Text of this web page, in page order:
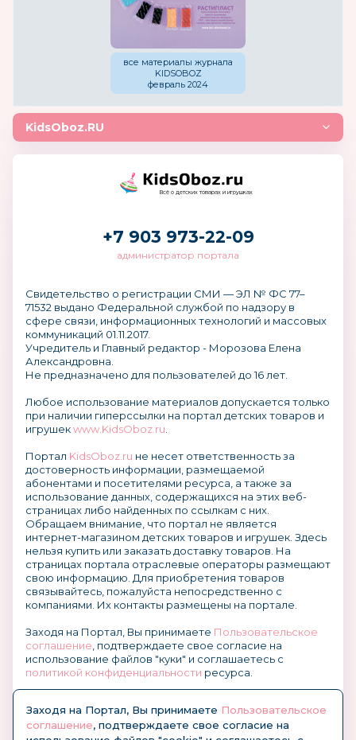
все материалы журнала
KIDSOBOZ
февраль 2024
KidsOboz.RU
Всё о детских товарах и игрушках
+7 903 973-22-09
администратор портала
Свидетельство о регистрации СМИ — ЭЛ № ФС 77–
71532 выдано Федеральной службой по надзору в
сфере связи, информационных технологий и массовых
коммуникаций 01.11.2017.
Учредитель и Главный редактор - Морозова Елена
Александровна.
Не предназначено для пользователей до 16 лет.
Любое использование материалов допускается только
при наличии гиперссылки на портал детских товаров и
игрушекwww.KidsOboz.ru
Портал KidsOboz.ru не несет ответственность за
достоверность информации, размещаемой
абонентами и посетителями ресурса, а также за
использование данных, содержащихся на этих веб-
страницах либо найденных по ссылкам с них.
Обращаем внимание, что портал не является
интернет-магазином детских товаров и игрушек. Здесь
нельзя купить или заказать доставку товаров. На
страницах портала отраслевые операторы размещают
свою информацию. Для приобретения товаров
связывайтесь, пожалуйста непосредственно с
компаниями. Их контакты размещены на портале.
Заходя на Портал, Вы принимаете Пользовательское
соглашение , подтверждаете свое согласие на
использование файлов "куки" и соглашаетесь с
политикой конфиденциальности ресурса.
Заходя на Портал, Вы принимаете Пользовательское
соглашение, подтверждаете свое согласие на